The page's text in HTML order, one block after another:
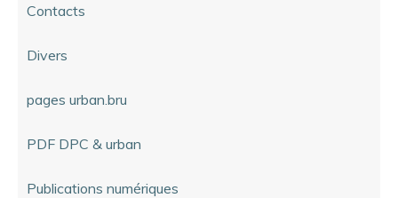
Contacts
Divers
pages urban.bru
PDF DPC & urban
Publications numériques